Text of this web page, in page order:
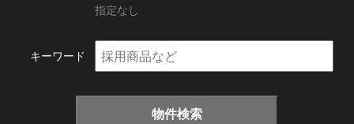
指定なし
キーワード
物件検索